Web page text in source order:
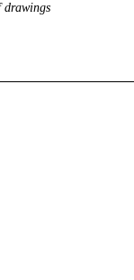
drawings